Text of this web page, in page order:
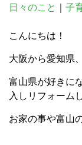
日々のこと
子
こんにちは！
大阪から愛知県
富山県が好きに
入しリフォーム
お家の事や富山